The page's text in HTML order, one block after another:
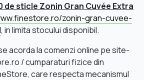
de sticle Zonin Gran Cuvée Extra
zonin-gran-cuvee-
, in limita stocului disponibil.
acorda la comenzi online pe site-
/ cumparaturi fizice din
care respecta mecanismul